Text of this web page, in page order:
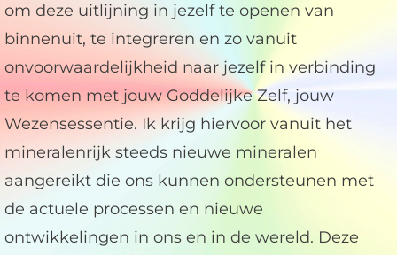
om deze uitlijning in jezelf te openen van
binnenuit, te integreren en zo vanuit
onvoorwaardelijkheid naar jezelf in verbinding
te komen met jouw Goddelijke Zelf, jouw
Wezensessentie. Ik krijg hiervoor vanuit het
mineralenrijk steeds nieuwe mineralen
aangereikt die ons kunnen ondersteunen met
de actuele processen en nieuwe
ontwikkelingen in ons en in de wereld. Deze